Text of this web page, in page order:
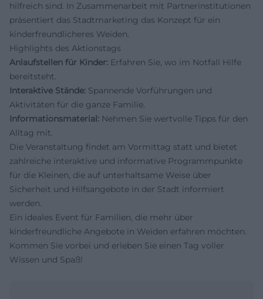
hilfreich sind. In Zusammenarbeit mit Partnerinstitutionen
präsentiert das Stadtmarketing das Konzept für ein
kinderfreundlicheres Weiden.
Highlights des Aktionstags
Anlaufstellen für Kinder: Erfahren Sie, wo im Notfall Hilfe
bereitsteht.
Interaktive Stände: Spannende Vorführungen und
Aktivitäten für die ganze Familie.
Informationsmaterial: Nehmen Sie wertvolle Tipps für den
Alltag mit.
Die Veranstaltung findet am Vormittag statt und bietet
zahlreiche interaktive und informative Programmpunkte
für die Kleinen, die auf unterhaltsame Weise über
Sicherheit und Hilfsangebote in der Stadt informiert
werden.
Ein ideales Event für Familien, die mehr über
kinderfreundliche Angebote in Weiden erfahren möchten.
Kommen Sie vorbei und erleben Sie einen Tag voller
Wissen und Spaß!